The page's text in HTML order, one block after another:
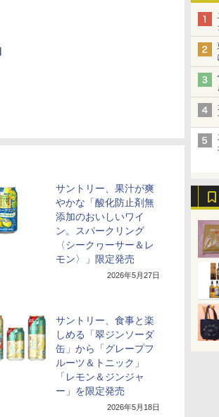
サントリー、果汁が爽
やかな「酸化防止剤無
添加のおいしいワイ
ン。スパークリング
〈シークヮーサー＆レ
モン〉」限定発売
2026年5月27日
サントリー、食事と楽
しめる「翠ジンソーダ
缶」から「グレープフ
ルーツ＆トニック」
「レモン＆ジンジャ
ー」を限定発売
2026年5月18日